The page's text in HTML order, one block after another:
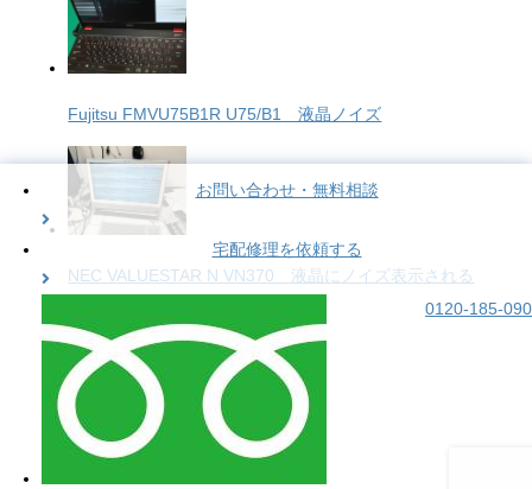
Fujitsu FMVU75B1R U75/B1 液晶ノイズ
NEC VALUESTAR N VN370 液晶にノイズ表示される
ASUS/Zen AiO Pro PC起動不可
お問い合わせ・無料相談
宅配修理を依頼する
0120-185-090